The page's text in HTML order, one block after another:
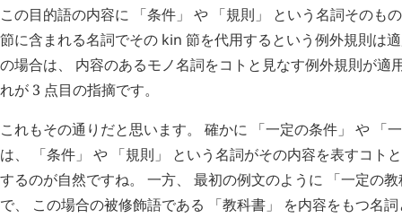
この目的語の内容に 「条件」 や 「規則」 という名詞そのも
節に含まれる名詞でその kin 節を代用するという例外規則は
の場合は、 内容のあるモノ名詞をコトと見なす例外規則が適
れが 3 点目の指摘です。
これもその通りだと思います。 確かに 「一定の条件」 や 「
は、 「条件」 や 「規則」 という名詞がその内容を表すコト
するのが自然ですね。 一方、 最初の例文のように 「一定の
で、 この場合の被修飾語である 「教科書」 を内容をもつ名